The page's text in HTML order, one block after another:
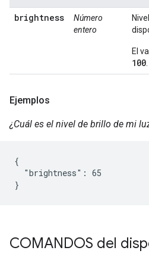
brightness
Número
entero
El
100
Ejemplos
¿Cuál es el nivel de brillo de mi
{
  "brightness": 65
}
COMANDOS del